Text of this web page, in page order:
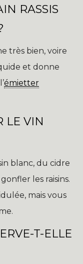
RASSIS
très bien, voire
et donne
émietter
LE VIN
blanc, du cidre
les raisins.
mais vous
T-ELLE